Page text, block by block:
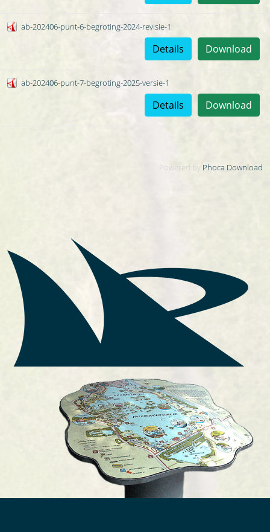
ab-202406-punt-6-begroting-2024-revisie-1
Download
Details
ab-202406-punt-7-begroting-2025-versie-1
Download
Details
Powered by Phoca Download